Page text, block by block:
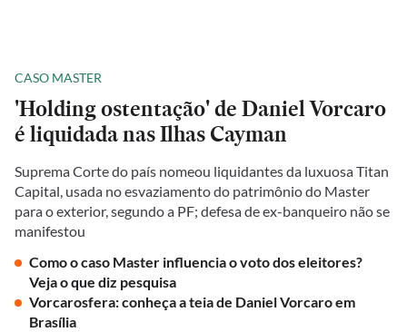
CASO MASTER
'Holding ostentação' de Daniel Vorcaro
é liquidada nas Ilhas Cayman
Suprema Corte do país nomeou liquidantes da luxuosa Titan
Capital, usada no esvaziamento do patrimônio do Master
para o exterior, segundo a PF; defesa de ex-banqueiro não se
manifestou
Como o caso Master influencia o voto dos eleitores?
Veja o que diz pesquisa
Vorcarosfera: conheça a teia de Daniel Vorcaro em
Brasília